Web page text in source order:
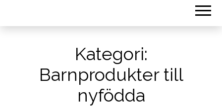
Kategori:
Barnprodukter till
nyfödda